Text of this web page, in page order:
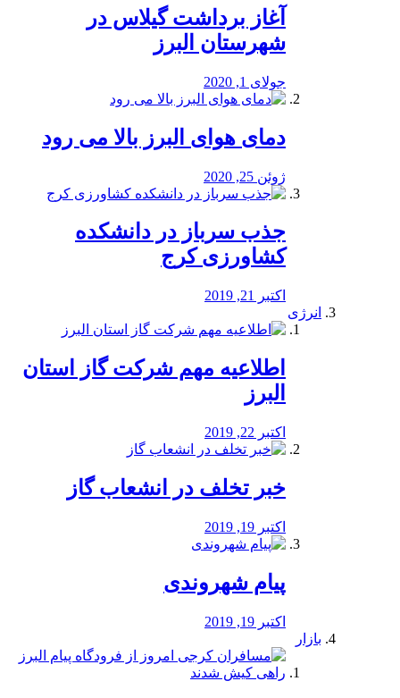
آغاز برداشت گیلاس در
شهرستان البرز
جولای 1, 2020
دمای هوای البرز بالا می رود
ژوئن 25, 2020
جذب سرباز در دانشکده
کشاورزی کرج
اکتبر 21, 2019
انرژی
️اطلاعیه مهم شرکت گاز استان
البرز
اکتبر 22, 2019
خبر تخلف در انشعاب گاز
اکتبر 19, 2019
پیام شهروندی
اکتبر 19, 2019
بازار